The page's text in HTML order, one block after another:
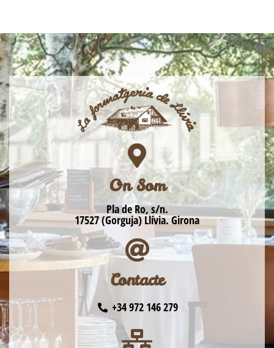
On Som
Pla de Ro, s/n.
17527 (Gorguja) Llívia. Girona
Contacte
+34 972 146 279